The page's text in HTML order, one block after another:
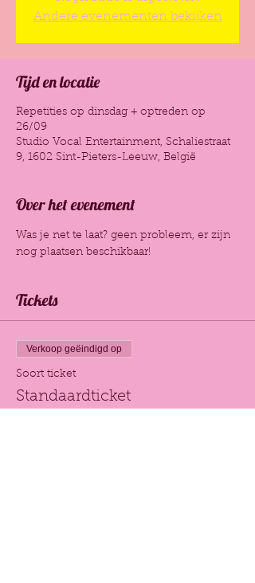
Andere evenementen bekijken
Tijd en locatie
Repetities op dinsdag + optreden op
26/09
Studio Vocal Entertainment, Schaliestraat
9, 1602 Sint-Pieters-Leeuw, België
Over het evenement
Was je net te laat? geen probleem, er zijn
nog plaatsen beschikbaar!
Tickets
Verkoop geëindigd op
Soort ticket
Standaardticket